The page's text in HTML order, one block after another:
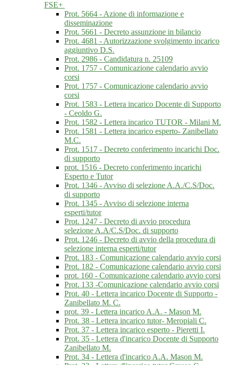
FSE+
Prot. 5664 - Azione di informazione e
disseminazione
Prot. 5661 - Decreto assunzione in bilancio
Prot. 4681 - Autorizzazione svolgimento incarico
aggiuntivo D.S.
Prot. 2986 - Candidatura n. 25109
Prot. 1757 - Comunicazione calendario avvio
corsi
Prot. 1757 - Comunicazione calendario avvio
corsi
Prot. 1583 - Lettera incarico Docente di Supporto
- Ceoldo G.
Prot. 1582 - Lettera incarico TUTOR - Milani M.
Prot. 1581 - Lettera incarico esperto- Zanibellato
M.C.
Prot. 1517 - Decreto conferimento incarichi Doc.
di supporto
prot. 1516 - Decreto conferimento incarichi
Esperto e Tutor
Prot. 1346 - Avviso di selezione A.A./C.S/Doc.
di supporto
Prot. 1345 - Avviso di selezione interna
esperti/tutor
Prot. 1247 - Decreto di avvio procedura
selezione A.A/C.S/Doc. di supporto
Prot. 1246 - Decreto di avvio della procedura di
selezione interna esperti/tutor
Prot. 183 - Comunicazione calendario avvio corsi
Prot. 182 - Comunicazione calendario avvio corsi
prot. 160 - Comunicazione calendario avvio corsi
Prot. 133 -Comunicazione calendario avvio corsi
Prot. 40 - Lettera incarico Docente di Supporto -
Zanibellato M. C.
prot. 39 - Lettera incarico A.A. - Mason M.
Prot. 38 - Lettera incarico tutor- Meropiali C.
Prot. 37 - Lettera incarico esperto - Pieretti I.
Prot. 35 - Lettera d'incarico Docente di Supporto
Zanibellato M.
Prot. 34 - Lettera d'incarico A.A. Mason M.